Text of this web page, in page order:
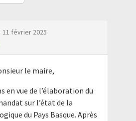
11 février 2025
le maire,
en vue de l’élaboration du
sur l’état de la
du Pays Basque. Après